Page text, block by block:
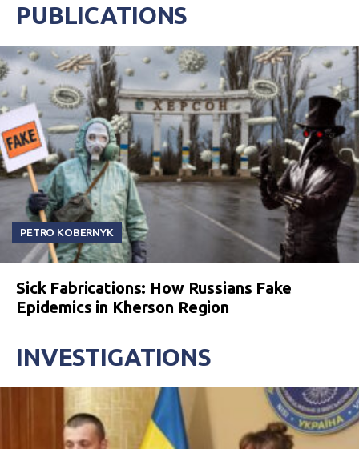
PUBLICATIONS
PETRO KOBERNYK
Sick Fabrications: How Russians Fake
Epidemics in Kherson Region
INVESTIGATIONS